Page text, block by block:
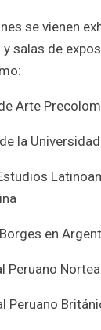
se vienen
salas de
Arte
la
en
Peruano
Peruano